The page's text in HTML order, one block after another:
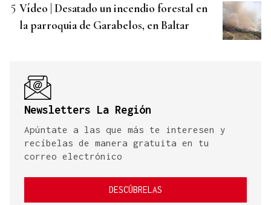
Vídeo | Desatado un incendio forestal en
la parroquia de Garabelos, en Baltar
Newsletters La Región
Apúntate a las que más te interesen y
recíbelas de manera gratuita en tu
correo electrónico
DESCÚBRELAS